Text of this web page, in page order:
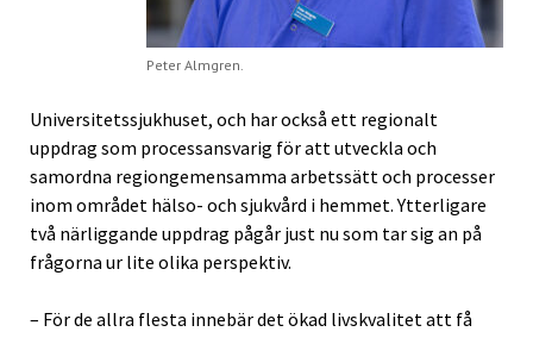
Peter Almgren.
Universitetssjukhuset, och har också ett regionalt
uppdrag som processansvarig för att utveckla och
samordna regiongemensamma arbetssätt och processer
inom området hälso- och sjukvård i hemmet. Ytterligare
två närliggande uppdrag pågår just nu som tar sig an på
frågorna ur lite olika perspektiv.
– För de allra flesta innebär det ökad livskvalitet att få